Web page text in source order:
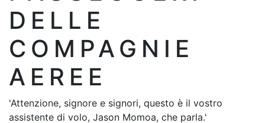
DELLE
COMPAGNIE
AEREE
'Attenzione, signore e signori, questo è il vostro
assistente di volo, Jason Momoa, che parla.'